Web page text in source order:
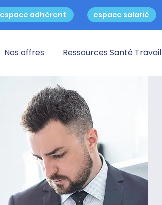
espace adhérent espace salarié
Nos offres Ressources Santé Travail